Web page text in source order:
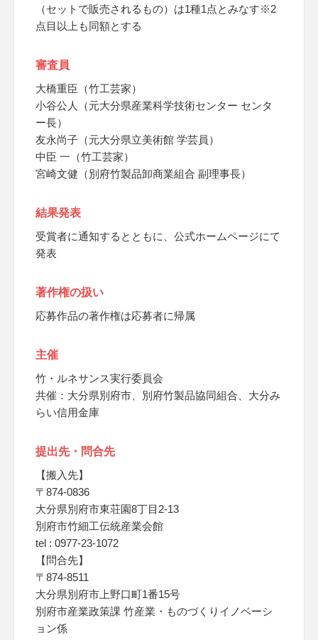
（セットで販売されるもの）は1種1点とみなす※2
点目以上も同額とする
審査員
大橋重臣（竹工芸家）
小谷公人（元大分県産業科学技術センター センタ
ー長）
友永尚子（元大分県立美術館 学芸員）
中臣 一（竹工芸家）
宮崎文健（別府竹製品卸商業組合 副理事長）
結果発表
受賞者に通知するとともに、公式ホームページにて
発表
著作権の扱い
応募作品の著作権は応募者に帰属
主催
竹・ルネサンス実行委員会
共催：大分県別府市、別府竹製品協同組合、大分み
らい信用金庫
提出先・問合先
【搬入先】
〒874-0836
大分県別府市東荘園8丁目2-13
別府市竹細工伝統産業会館
tel : 0977-23-1072
【問合先】
〒874-8511
大分県別府市上野口町1番15号
別府市産業政策課 竹産業・ものづくりイノベーシ
ョン係